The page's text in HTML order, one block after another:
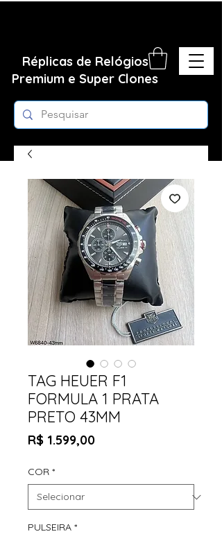
Réplicas de Relógios
Premium e Super Clones
TAG HEUER F1
FORMULA 1 PRATA
PRETO 43MM
R$ 1.599,00Preço
COR *
PULSEIRA *